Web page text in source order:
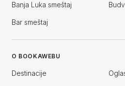
Banja Luka smeštaj
Bar smeštaj
O BOOKAWEBU
Destinacije